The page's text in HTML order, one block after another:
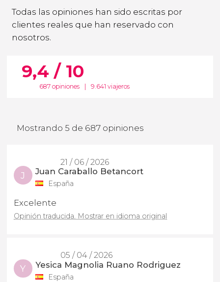
Todas las opiniones han sido escritas por
clientes reales que han reservado con
nosotros.
9,4 / 10
687 opiniones 9.641 viajeros
Mostrando 5 de 687 opiniones
21 / 06 / 2026
J Juan Caraballo Betancort
España
Excelente
Opinión traducida. Mostrar en idioma original
05 / 04 / 2026
Y Yesica Magnolia Ruano Rodriguez
España